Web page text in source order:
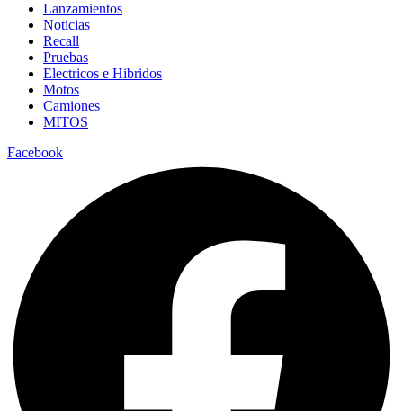
Lanzamientos
Noticias
Recall
Pruebas
Electricos e Hibridos
Motos
Camiones
MITOS
Facebook